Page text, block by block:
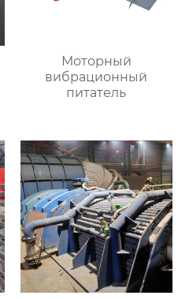
Моторный
вибрационный
питатель